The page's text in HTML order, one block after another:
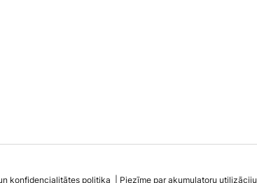
konfidencialitātes politika Piezīme par akumulatoru utilizāciju